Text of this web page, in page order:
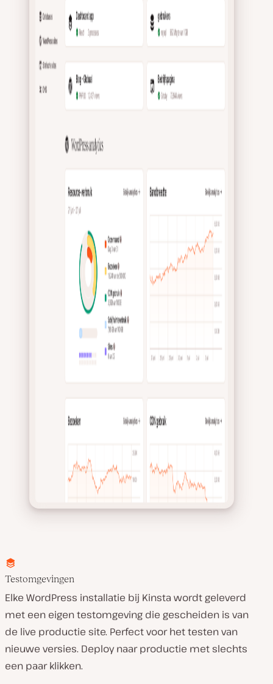
Testomgevingen
Elke WordPress installatie bij Kinsta wordt geleverd
met een eigen testomgeving die gescheiden is van
de live productie site. Perfect voor het testen van
nieuwe versies. Deploy naar productie met slechts
een paar klikken.